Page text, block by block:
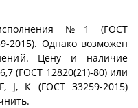
№1 (ГОСТ
2015). Однако возможен
Цену и наличие
(ГОСТ 12820(21)-80) или
J, К (ГОСТ 33259-2015)